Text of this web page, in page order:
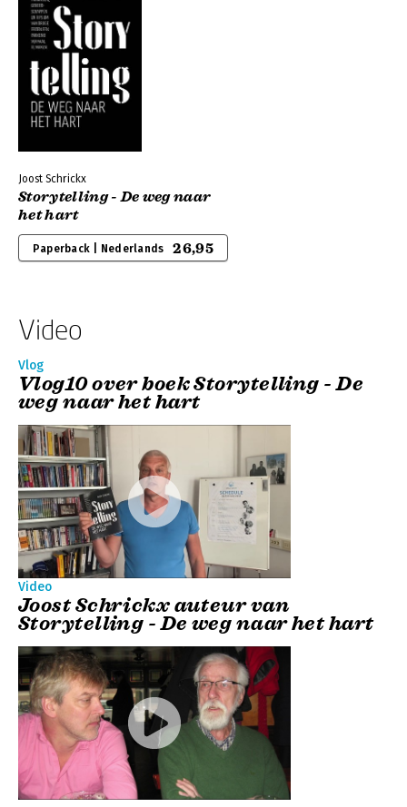
Joost Schrickx
Storytelling - De weg naar
het hart
Paperback | Nederlands 26,95
Video
Vlog
Vlog10 over boek Storytelling - De
weg naar het hart
Video
Joost Schrickx auteur van
Storytelling - De weg naar het hart